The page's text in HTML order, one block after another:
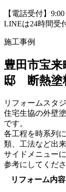
【電話受付】
LINEは24時間受
施工事例
豊田市宝
邸 断熱塗
リフォームスタ
住宅生協の外壁
です。
各工程を時系列
類、工法など出
サイドメニュー
参考にしてくださ
リフォーム内容